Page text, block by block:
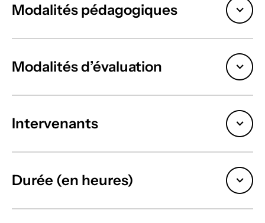
Modalités pédagogiques
Modalités d’évaluation
Intervenants
Durée (en heures)